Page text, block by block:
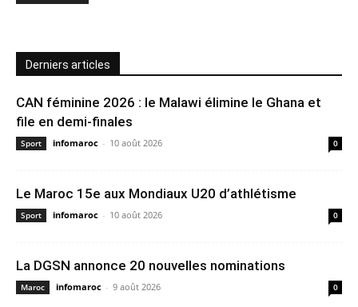
Derniers articles
CAN féminine 2026 : le Malawi élimine le Ghana et
file en demi-finales
Sport infomaroc - 10 août 2026 0
Le Maroc 15e aux Mondiaux U20 d’athlétisme
Sport infomaroc - 10 août 2026 0
La DGSN annonce 20 nouvelles nominations
Maroc infomaroc - 9 août 2026 0